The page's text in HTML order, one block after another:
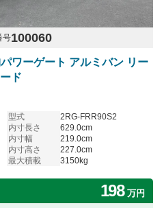
号100060
ワーゲート アルミバン リー
ド
型式
2RG-FRR90S2
内寸長さ
629.0cm
内寸幅
219.0cm
内寸高さ
227.0cm
最大積載
3150kg
198万円